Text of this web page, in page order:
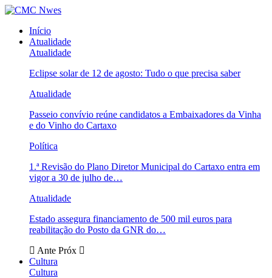
Início
Atualidade
Atualidade
Eclipse solar de 12 de agosto: Tudo o que precisa saber
Atualidade
Passeio convívio reúne candidatos a Embaixadores da Vinha
e do Vinho do Cartaxo
Política
1.ª Revisão do Plano Diretor Municipal do Cartaxo entra em
vigor a 30 de julho de…
Atualidade
Estado assegura financiamento de 500 mil euros para
reabilitação do Posto da GNR do…
Ante Próx
Cultura
Cultura